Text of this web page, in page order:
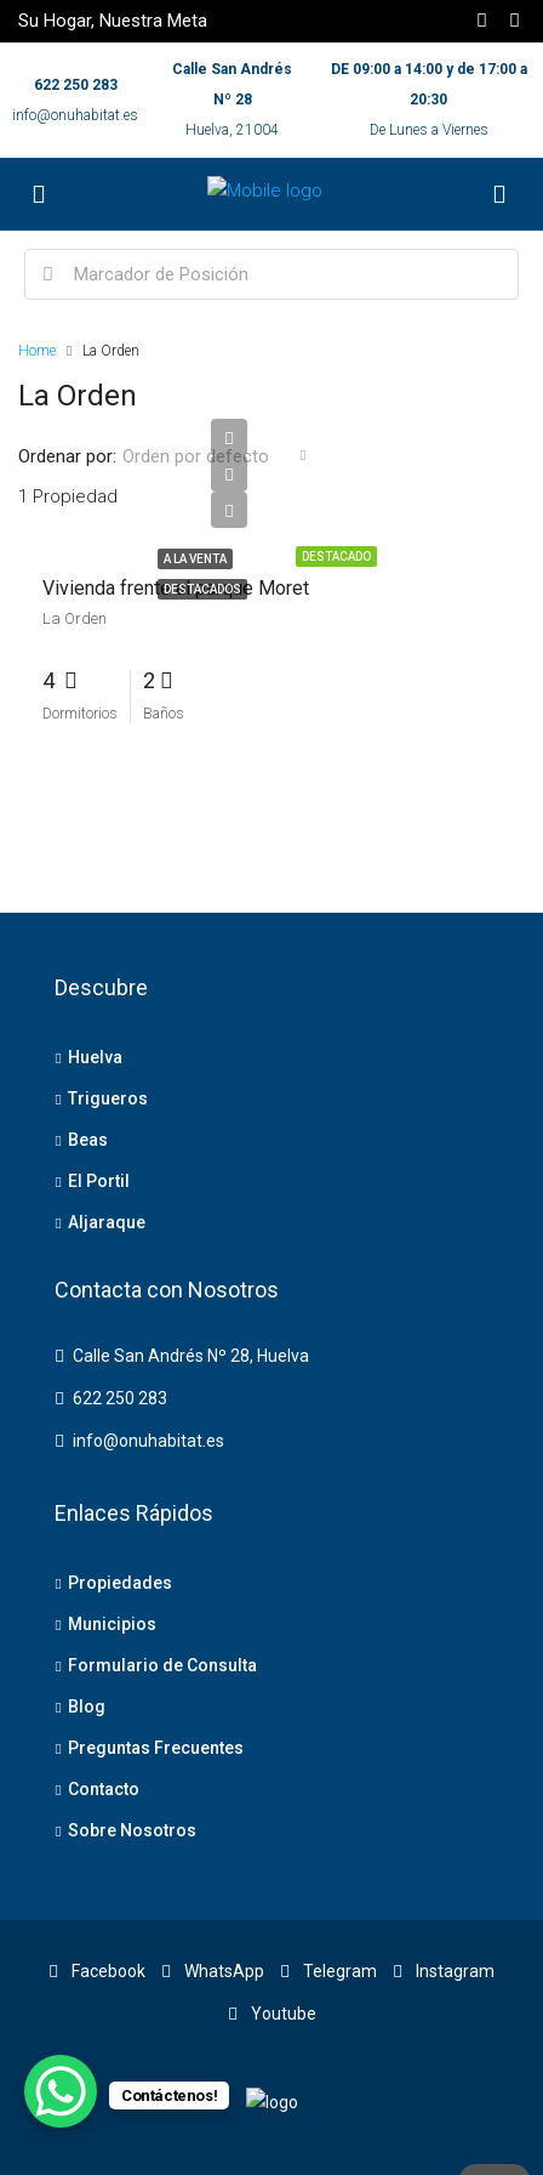
Su Hogar, Nuestra Meta
622 250 283
info@onuhabitat.es
Calle San Andrés
Nº 28
Huelva, 21004
DE 09:00 a 14:00 y de 17:00 a
20:30
De Lunes a Viernes
Home La Orden
La Orden
1 Propiedad
Ordenar por: Orden por defecto
DESTACADO
A LA VENTA
DESTACADOS
Vivienda frente al parque Moret
La Orden
4
Dormitorios
2
Baños
Descubre
Huelva
Trigueros
Beas
El Portil
Aljaraque
Contacta con Nosotros
Calle San Andrés Nº 28, Huelva
622 250 283
info@onuhabitat.es
Enlaces Rápidos
Propiedades
Municipios
Formulario de Consulta
Blog
Preguntas Frecuentes
Contacto
Sobre Nosotros
Facebook WhatsApp Telegram Instagram
Youtube
Contáctenos!